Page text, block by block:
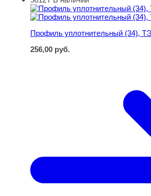
Профиль уплотнительный (34),
Профиль уплотнительный (34),
256,00 руб.